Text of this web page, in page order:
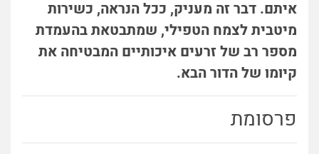
איתם. דבר זה מעניק, ככל הנראה, כשירות
מיטבית לצמח הטפילי, שמתבטאת בהעמדת
מספר רב של זרעים איכותיים המבטיחה את
קיומו של הדור הבא.
פרסומת